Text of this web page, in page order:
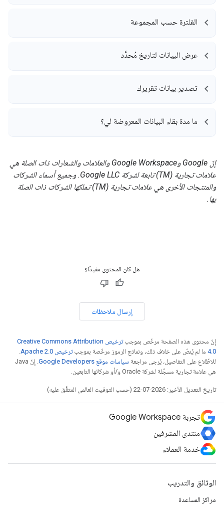
الفلترة حسب المجموعة
عرض البيانات لتاريخ مُحدَّد
تصدير بيانات تقريرك
ما مدة بقاء البيانات المعروضة لي؟
إنّ Google وGoogle Workspace والعلامات والشعارات ذات الصلة هي
علامات تجارية (TM) تابعة لشركة Google LLC. وجميع أسماء الشركات
والمنتجات الأخرى هي علامات تجارية (TM) تملكها الشركات ذات الصلة
بها.
هل كان المحتوى مفيدًا؟
إرسال ملاحظات
إنّ محتوى هذه الصفحة مرخّص بموجب
ترخيص Creative Commons Attribution
4.0‏ ما لم يُنصّ على خلاف ذلك، ونماذج الرموز مرخّصة بموجبترخيص Apache 2.0‏
.
للاطّلاع على التفاصيل، يُرجى مراجعة سياسات موقع Google Developers‏
. إنّ Java
هي علامة تجارية مسجَّلة لشركة Oracle و/أو شركائها التابعين.
تاريخ التعديل الأخير: 2026-07-22 (حسب التوقيت العالمي المتفَّق عليه)
تجربة Google Workspace
منتدى المشرفين
خدمة العملاء
الوثائق والتدريب
مراكز المساعدة